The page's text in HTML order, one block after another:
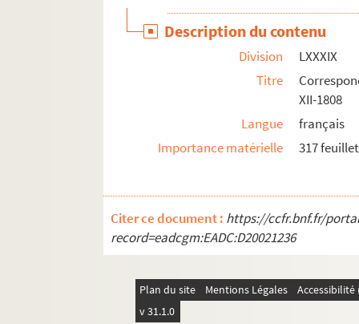
CXLIX. Notes et correspondances relatives
563. « Procès du général Decaen »
564. « Varia variorum auctorum opera, a P.
566. « Manuscrits, cartes et plans de M.
569. « Recette de l'office de lieutenant général
570. Analyse, par Gustave Dupont, ancien
572. « Lettres sur différents sujets »
573. Procès-verbaux des séances de
Description du contenu
Division
LXXXIX
Titre
XII-1808
Langue
français
Importance matérielle
317
Citer ce document : https://ccfr.bnf.fr/
record=eadcgm:EADC:D20021236
Plan du site Mentions Légales
v 31.1.0